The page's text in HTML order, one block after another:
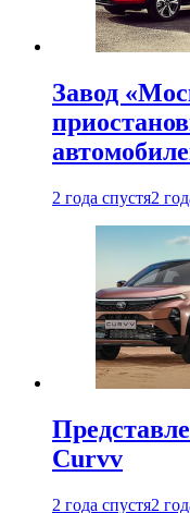
Завод
2 года спустя2
Curvv
2 года спустя2